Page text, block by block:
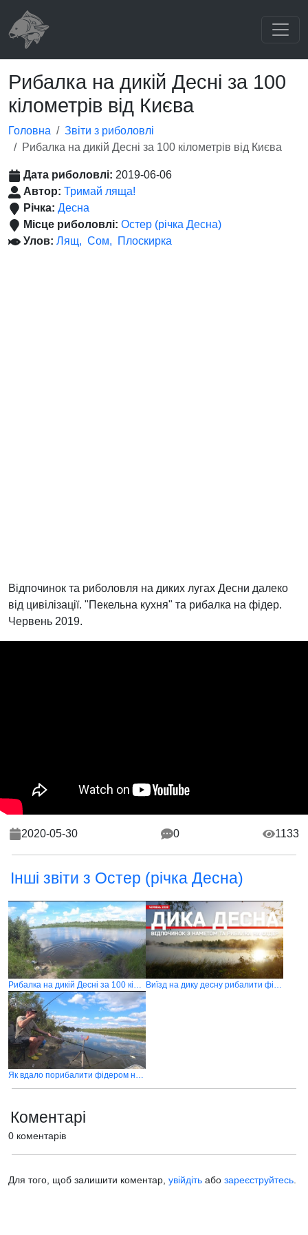
Рибалка на дикій Десні за 100
кілометрів від Києва
Головна
Звіти з риболовлі
Рибалка на дикій Десні за 100 кілометрів від Києва
Дата риболовлі: 2019-06-06
Автор: Тримай ляща!
Річка: Десна
Місце риболовлі: Остер (річка Десна)
Улов: Лящ Сом Плоскирка
Відпочинок та риболовля на диких лугах Десни далеко
від цивілізації. "Пекельна кухня" та рибалка на фідер.
Червень 2019.
2020-05-30 0 1133
Інші звіти з Остер (річка Десна)
Рибалка на дикій Десні за 100 кілометрів від Києва Виїзд на дику десну рибалити фідером
Як вдало порибалити фідером на незнайомому місці
Коментарі
0 коментарів
Для того, щоб залишити коментар, увійдіть або зареєструйтесь